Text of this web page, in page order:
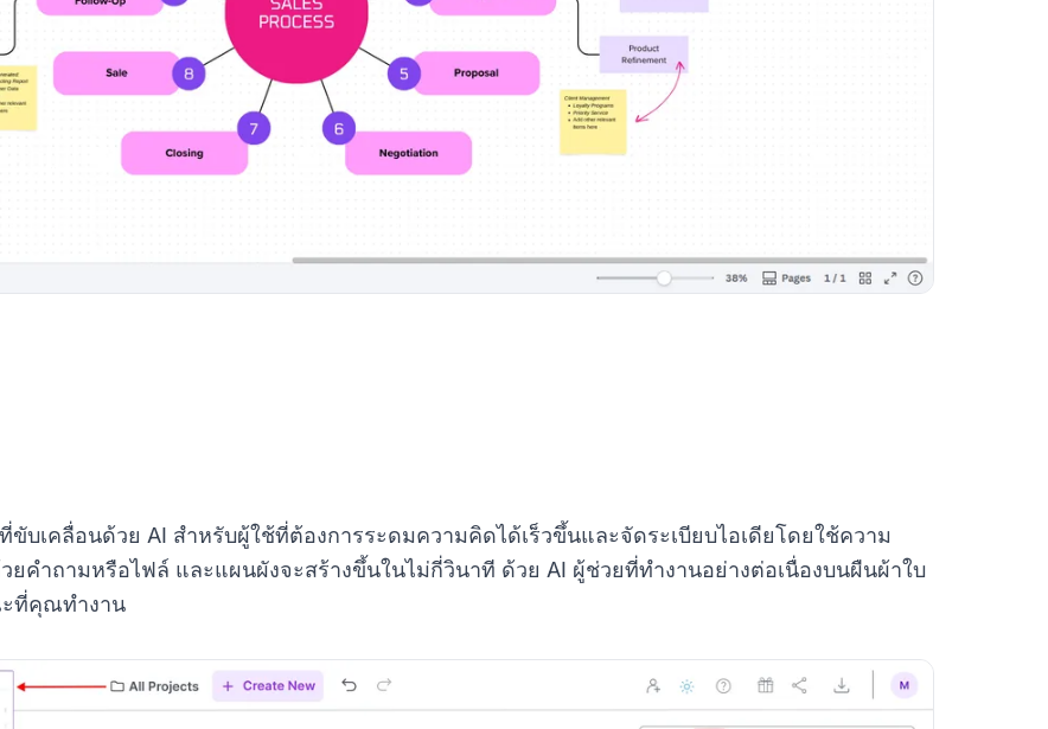
บเคลื่อนด้วย AI สำหรับผู้ใช้ที่ต้องการระดมความคิดได้เร็วขึ้นและจัดระเบียบไอเดียโดยใช้ความ
คำถามหรือไฟล์ และแผนผังจะสร้างขึ้นในไม่กี่วินาที ด้วย AI ผู้ช่วยที่ทำงานอย่างต่อเนื่องบนผืนผ้าใบ
ที่คุณทำงาน